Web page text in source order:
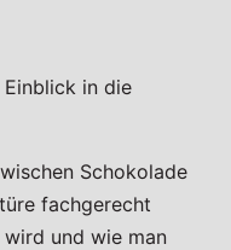
Einblick in die
Schokolade
fachgerecht
und wie man